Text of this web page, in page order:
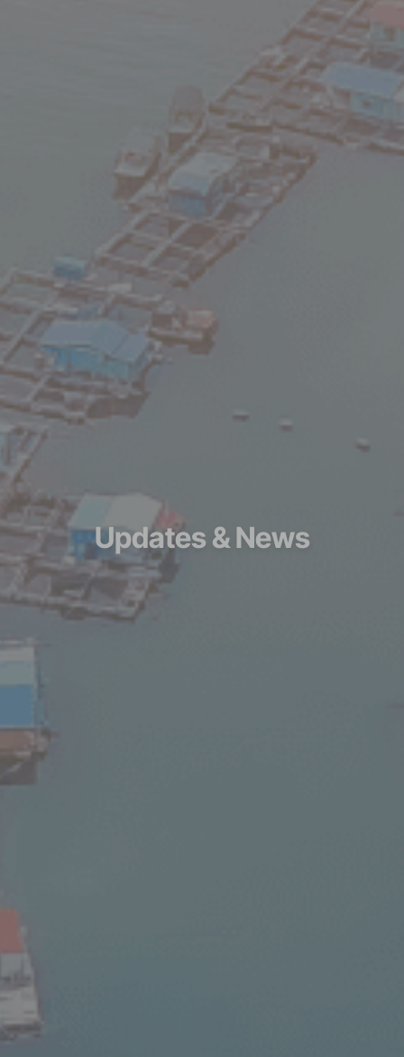
Updates & News